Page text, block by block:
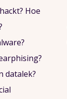
Hoe
datalek?